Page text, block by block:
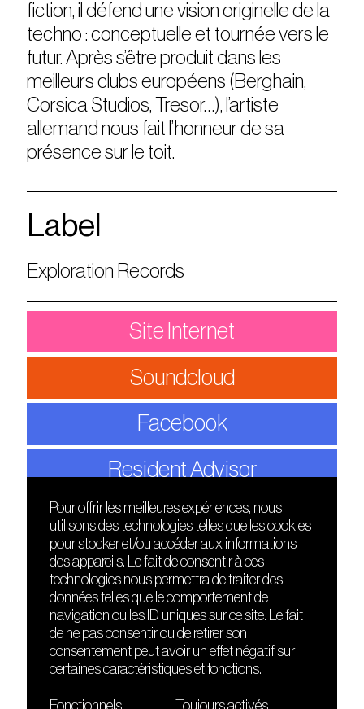
fiction, il défend une vision originelle de la
techno : conceptuelle et tournée vers le
futur. Après s’être produit dans les
meilleurs clubs européens (Berghain,
Corsica Studios, Tresor…), l’artiste
allemand nous fait l’honneur de sa
présence sur le toit.
Label
Exploration Records
Site Internet
Soundcloud
Facebook
Resident Advisor
DÉCOUVRIR
Le lieu
Contact
Presse
Cours de DJing
TMLAB
FRIENDS
Nuits sonores
HEAT
Hôtel71
La Gaîté Lyrique
Pour offrir les meilleures expériences, nous
utilisons des technologies telles que les cookies
pour stocker et/ou accéder aux informations
des appareils. Le fait de consentir à ces
technologies nous permettra de traiter des
données telles que le comportement de
navigation ou les ID uniques sur ce site. Le fait
de ne pas consentir ou de retirer son
consentement peut avoir un effet négatif sur
certaines caractéristiques et fonctions.
Fonctionnels Toujours activés